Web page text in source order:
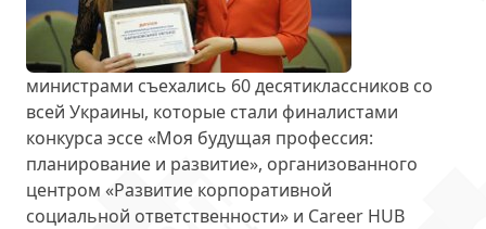
министрами съехались 60 десятиклассников со
всей Украины, которые стали финалистами
конкурса эссе «Моя будущая профессия:
планирование и развитие», организованного
центром «Развитие корпоративной
социальной ответственности» и Career HUB